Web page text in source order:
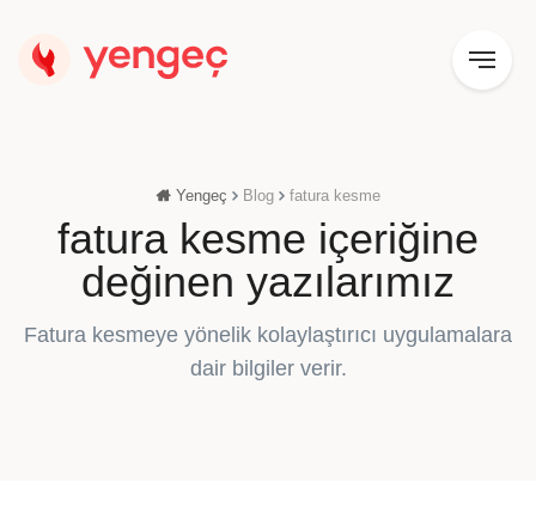
Yengeç Blog fatura kesme
fatura kesme içeriğine
değinen yazılarımız
Fatura kesmeye yönelik kolaylaştırıcı uygulamalara
dair bilgiler verir.